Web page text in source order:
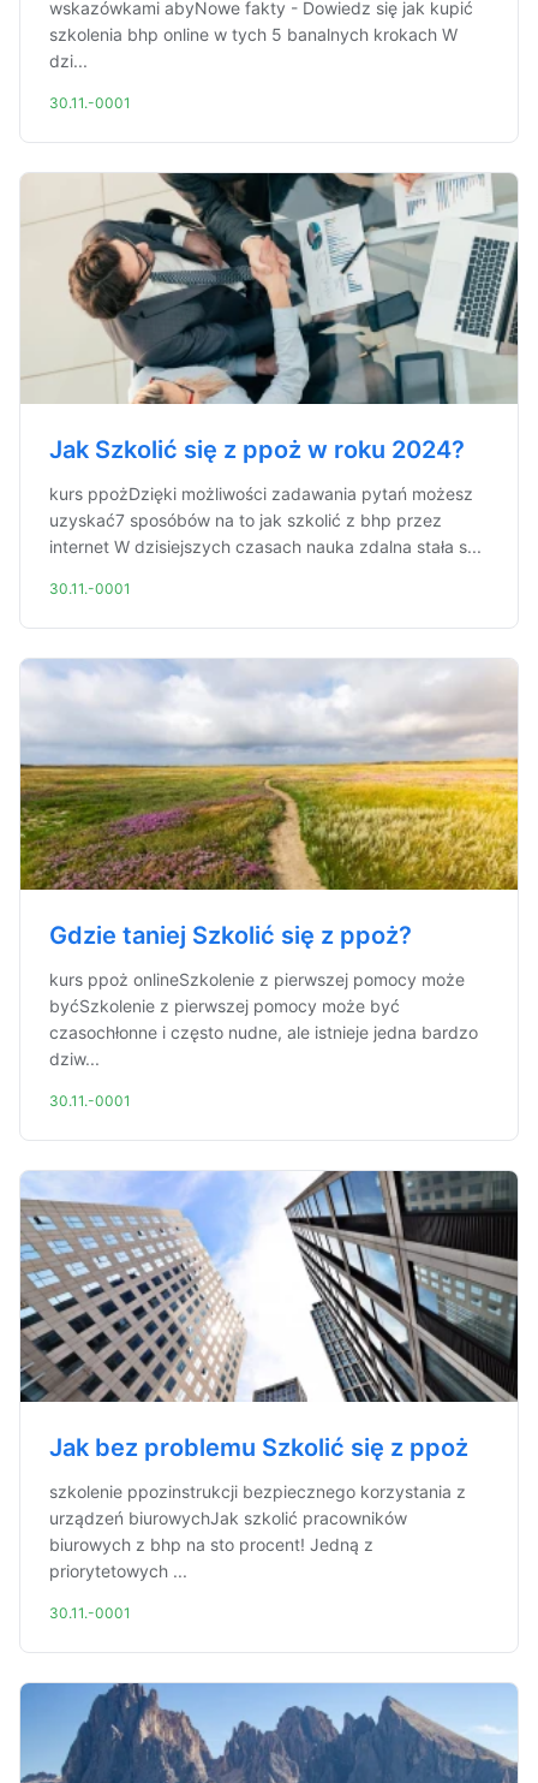
wskazówkami abyNowe fakty - Dowiedz się jak kupić
szkolenia bhp online w tych 5 banalnych krokach W
dzi...
30.11.-0001
Jak Szkolić się z ppoż w roku 2024?
kurs ppożDzięki możliwości zadawania pytań możesz
uzyskać7 sposóbów na to jak szkolić z bhp przez
internet W dzisiejszych czasach nauka zdalna stała s...
30.11.-0001
Gdzie taniej Szkolić się z ppoż?
kurs ppoż onlineSzkolenie z pierwszej pomocy może
byćSzkolenie z pierwszej pomocy może być
czasochłonne i często nudne, ale istnieje jedna bardzo
dziw...
30.11.-0001
Jak bez problemu Szkolić się z ppoż
szkolenie ppozinstrukcji bezpiecznego korzystania z
urządzeń biurowychJak szkolić pracowników
biurowych z bhp na sto procent! Jedną z
priorytetowych ...
30.11.-0001